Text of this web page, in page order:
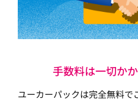
手数料は一切か
ユーカーパックは完全無料で